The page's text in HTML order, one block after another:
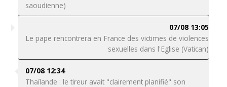
saoudienne)
07/08 13:05
Le pape rencontrera en France des victimes de violences
sexuelles dans l'Eglise (Vatican)
07/08 12:34
Thaïlande : le tireur avait "clairement planifié" son